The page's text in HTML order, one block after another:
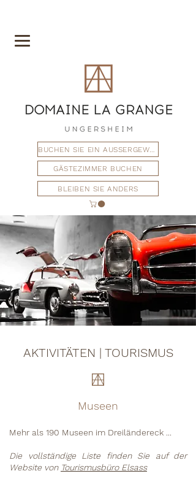
GÄSTEZIMMER BUCHEN
BLEIBEN SIE ANDERS
AKTIVITÄTEN | TOURISMUS
Museen
Mehr als 190 Museen im Dreiländereck ...
Die vollständige Liste finden Sie auf der
Website von Tourismusbüro Elsass